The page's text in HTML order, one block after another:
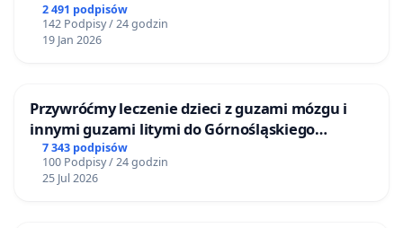
2 491 podpisów
142 Podpisy / 24 godzin
19 Jan 2026
Przywróćmy leczenie dzieci z guzami mózgu i
innymi guzami litymi do Górnośląskiego
Centrum Zdrowia Dziecka w Katowicach
7 343 podpisów
100 Podpisy / 24 godzin
25 Jul 2026